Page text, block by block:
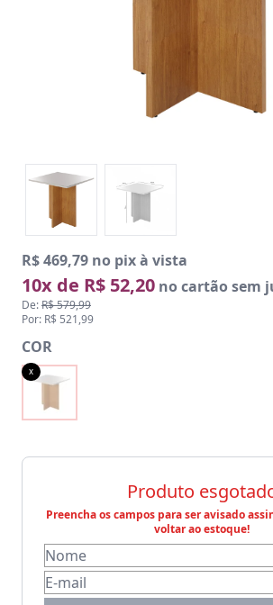
R$ 469,79 no pix à vista
10x de R$ 52,20 no cartão sem
De:R$ 579,99
Por: R$ 521,99
COR
x
Produto
Preencha os campos para ser avisado
voltar ao estoque!